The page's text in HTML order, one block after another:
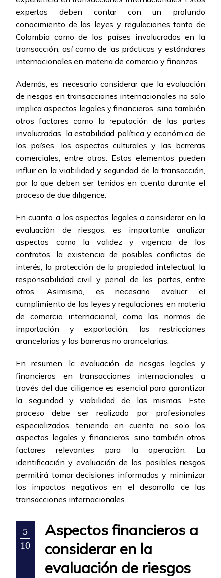
expertos deben contar con un profundo
conocimiento de las leyes y regulaciones tanto de
Colombia como de los países involucrados en la
transacción, así como de las prácticas y estándares
internacionales en materia de comercio y finanzas.
Además, es necesario considerar que la evaluación
de riesgos en transacciones internacionales no solo
implica aspectos legales y financieros, sino también
otros factores como la reputación de las partes
involucradas, la estabilidad política y económica de
los países, los aspectos culturales y las barreras
comerciales, entre otros. Estos elementos pueden
influir en la viabilidad y seguridad de la transacción,
por lo que deben ser tenidos en cuenta durante el
proceso de due diligence.
En cuanto a los aspectos legales a considerar en la
evaluación de riesgos, es importante analizar
aspectos como la validez y vigencia de los
contratos, la existencia de posibles conflictos de
interés, la protección de la propiedad intelectual, la
responsabilidad civil y penal de las partes, entre
otros. Asimismo, es necesario evaluar el
cumplimiento de las leyes y regulaciones en materia
de comercio internacional, como las normas de
importación y exportación, las restricciones
arancelarias y las barreras no arancelarias.
En resumen, la evaluación de riesgos legales y
financieros en transacciones internacionales a
través del due diligence es esencial para garantizar
la seguridad y viabilidad de las mismas. Este
proceso debe ser realizado por profesionales
especializados, teniendo en cuenta no solo los
aspectos legales y financieros, sino también otros
factores relevantes para la operación. La
identificación y evaluación de los posibles riesgos
permitirá tomar decisiones informadas y minimizar
los impactos negativos en el desarrollo de las
transacciones internacionales.
5
10
Aspectos financieros a
considerar en la
evaluación de riesgos